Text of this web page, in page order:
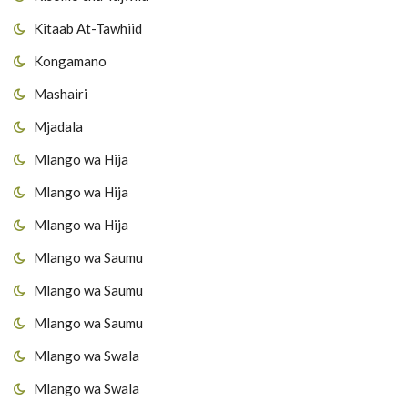
Kitaab At-Tawhiid
Kongamano
Mashairi
Mjadala
Mlango wa Hija
Mlango wa Hija
Mlango wa Hija
Mlango wa Saumu
Mlango wa Saumu
Mlango wa Saumu
Mlango wa Swala
Mlango wa Swala